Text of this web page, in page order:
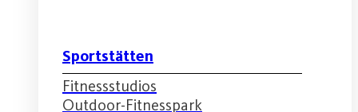
Sportstätten
Fitnessstudios
Outdoor-Fitnesspark